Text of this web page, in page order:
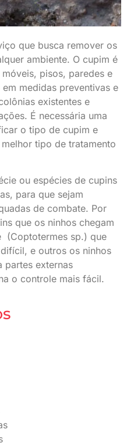
que busca remover os
ambiente. O cupim é
pisos, paredes e
medidas preventivas e
existentes e
É necessária uma
o tipo de cupim e
tipo de tratamento
ou espécies de cupins
para que sejam
de combate. Por
que os ninhos chegam
(Coptotermes sp.) que
e outros os ninhos
partes externas
o controle mais fácil.